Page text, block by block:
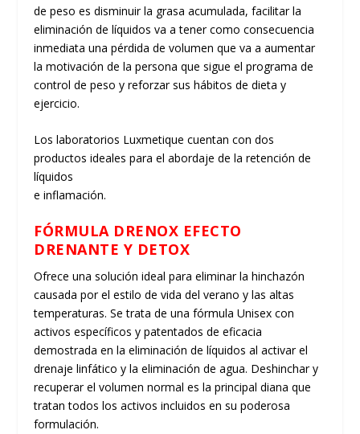
de peso es disminuir la grasa acumulada, facilitar la
eliminación de líquidos va a tener como consecuencia
inmediata una pérdida de volumen que va a aumentar
la motivación de la persona que sigue el programa de
control de peso y reforzar sus hábitos de dieta y
ejercicio.
Los laboratorios Luxmetique cuentan con dos
productos ideales para el abordaje de la retención de
líquidos
e inflamación.
FÓRMULA DRENOX EFECTO
DRENANTE Y DETOX
Ofrece una solución ideal para eliminar la hinchazón
causada por el estilo de vida del verano y las altas
temperaturas. Se trata de una fórmula Unisex con
activos específicos y patentados de eficacia
demostrada en la eliminación de líquidos al activar el
drenaje linfático y la eliminación de agua. Deshinchar y
recuperar el volumen normal es la principal diana que
tratan todos los activos incluidos en su poderosa
formulación.